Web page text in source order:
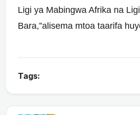
Ligi ya Mabingwa Afrika na
Bara,”alisema mtoa taarifa
Tags: